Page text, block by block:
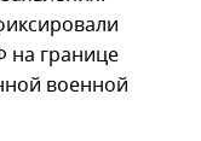
на границе
военной